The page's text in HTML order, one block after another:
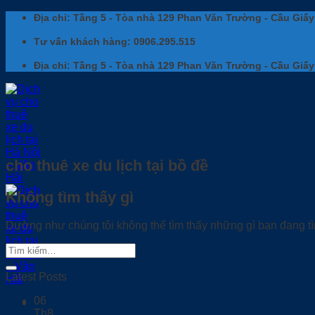
Địa chỉ: Tầng 5 - Tòa nhà 129 Phan Văn Trường - Cầu
Tư vấn khách hàng: 0906.295.515
Địa chỉ: Tầng 5 - Tòa nhà 129 Phan Văn Trường - Cầu
cho thuê xe du lịch tại bồ đề
Không tìm thấy gì
Dường như chúng tôi không thể tìm thấy những gì bạn đang
Latest Posts
06